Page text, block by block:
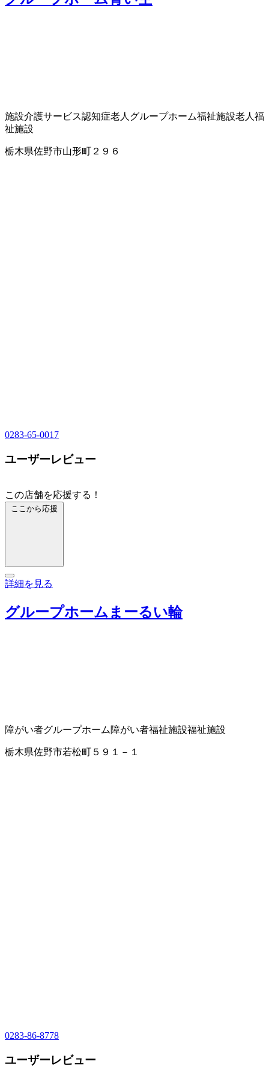
施設介護サービス認知症老人グループホーム福祉施設老人福
祉施設
栃木県佐野市山形町２９６
0283-65-0017
ユーザーレビュー
この店舗を応援する！
ここから応援
詳細を見る
グループホームまーるい輪
障がい者グループホーム障がい者福祉施設福祉施設
栃木県佐野市若松町５９１－１
0283-86-8778
ユーザーレビュー